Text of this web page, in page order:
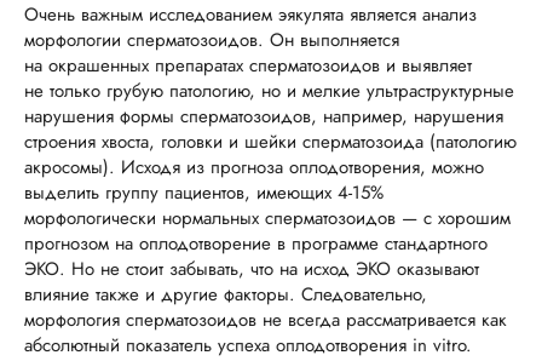
Очень важным исследованием эякулята является анализ
морфологии сперматозоидов. Он выполняется
на окрашенных препаратах сперматозоидов и выявляет
не только грубую патологию, но и мелкие ультраструктурные
нарушения формы сперматозоидов, например, нарушения
строения хвоста, головки и шейки сперматозоида (патологию
акросомы). Исходя из прогноза оплодотворения, можно
выделить группу пациентов, имеющих 4-15%
морфологически нормальных сперматозоидов — с хорошим
прогнозом на оплодотворение в программе стандартного
ЭКО. Но не стоит забывать, что на исход ЭКО оказывают
влияние также и другие факторы. Следовательно,
морфология сперматозоидов не всегда рассматривается как
абсолютный показатель успеха оплодотворения in vitro.